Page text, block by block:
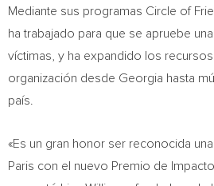
Mediante sus programas Circle of
ha trabajado para que se apruebe
víctimas, y ha expandido los
organización desde Georgia hasta
país.
«Es un gran honor ser reconocida una
Paris con el nuevo Premio de